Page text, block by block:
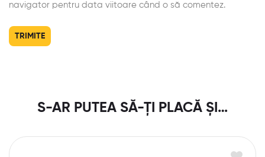
navigator pentru data viitoare când o să comentez.
S-AR PUTEA SĂ-ȚI PLACĂ ȘI…